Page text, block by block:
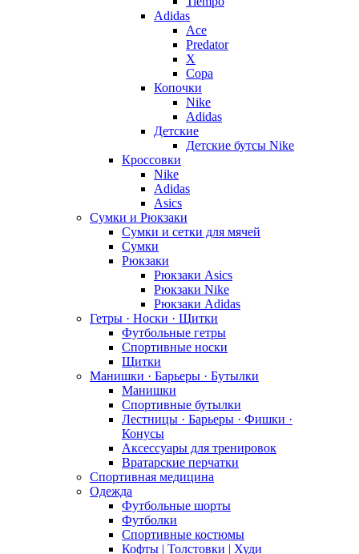
Adidas
Ace
Predator
X
Copa
Копочки
Nike
Adidas
Детские
Детские бутсы Nike
Кроссовки
Nike
Adidas
Asics
Сумки и Рюкзаки
Сумки и сетки для мячей
Сумки
Рюкзаки
Рюкзаки Asics
Рюкзаки Nike
Рюкзаки Adidas
Гетры · Носки · Щитки
Футбольные гетры
Спортивные носки
Щитки
Манишки · Барьеры · Бутылки
Манишки
Спортивные бутылки
Лестницы · Барьеры · Фишки ·
Конусы
Аксессуары для тренировок
Вратарские перчатки
Спортивная медицина
Одежда
Футбольные шорты
Футболки
Спортивные костюмы
Кофты | Толстовки | Худи